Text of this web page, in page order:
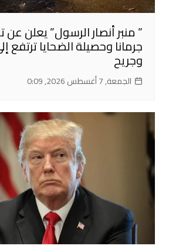
” منبر أنصار الرسول” يعلن عن
وجريح
الجمعة, 7 أغسطس 2026, 0:09